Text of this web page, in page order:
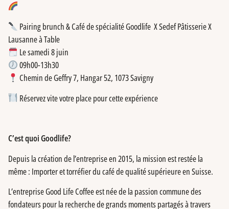
Pairing brunch & Café de spécialité Goodlife X Sedef Pâtisserie X
Lausanne à Table
Le samedi 8 juin
09h00-13h30
Chemin de Geffry 7, Hangar 52, 1073 Savigny
Réservez vite votre place pour cette expérience
C’est quoi Goodlife?
Depuis la création de l’entreprise en 2015, la mission est restée la
même : Importer et torréfier du café de qualité supérieure en Suisse.
L’entreprise Good Life Coffee est née de la passion commune des
fondateurs pour la recherche de grands moments partagés à travers